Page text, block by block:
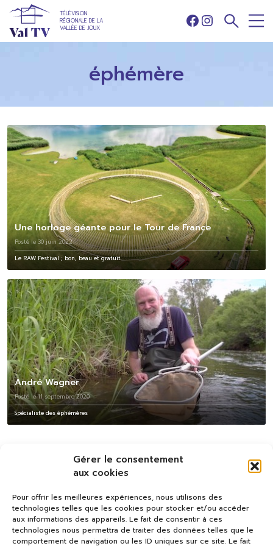
Gérer le consentement
aux cookies
Pour offrir les meilleures expériences, nous utilisons des
technologies telles que les cookies pour stocker et/ou accéder
aux informations des appareils. Le fait de consentir à ces
technologies nous permettra de traiter des données telles que le
comportement de navigation ou les ID uniques sur ce site. Le fait
TÉLÉVISION
RÉGIONALE DE LA
VALLÉE DE JOUX
Facebook
Instagram
éphémère
Une horloge géante pour le Tour de France
Posté le 30 juin 2022
Le RAW Festival ; bon, beau et gratuit
André Wagner
Posté le 11 septembre 2020
Spécialiste des éphémères